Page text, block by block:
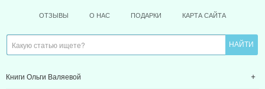
ОТЗЫВЫ О НАС ПОДАРКИ КАРТА САЙТА
Книги Ольги Валяевой